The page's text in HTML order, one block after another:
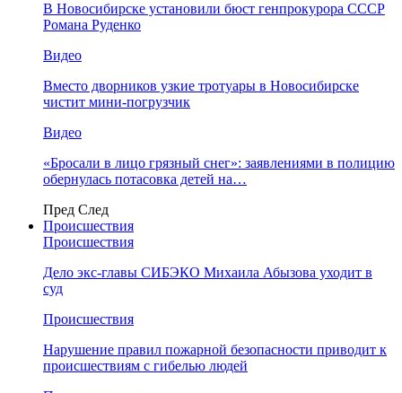
В Новосибирске установили бюст генпрокурора СССР
Романа Руденко
Видео
Вместо дворников узкие тротуары в Новосибирске
чистит мини-погрузчик
Видео
«Бросали в лицо грязный снег»: заявлениями в полицию
обернулась потасовка детей на…
Пред След
Происшествия
Происшествия
Дело экс-главы СИБЭКО Михаила Абызова уходит в
суд
Происшествия
Нарушение правил пожарной безопасности приводит к
происшествиям с гибелью людей